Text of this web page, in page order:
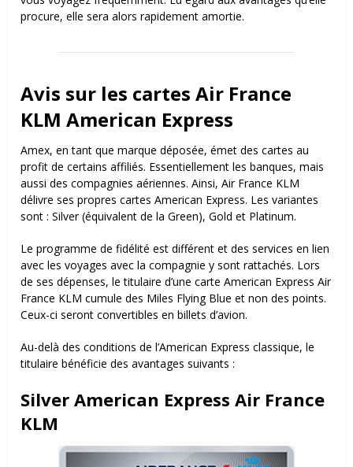
procure, elle sera alors rapidement amortie.
Avis sur les cartes Air France
KLM American Express
Amex, en tant que marque déposée, émet des cartes au
profit de certains affiliés. Essentiellement les banques, mais
aussi des compagnies aériennes.Ainsi, Air France KLM
délivre ses propres cartes American Express. Les variantes
sont : Silver (équivalent de la Green), Gold et Platinum.
Le programme de fidélité est différent et des services en lien
avec les voyages avec la compagnie y sont rattachés. Lors
de ses dépenses, le titulaire d’une carte American Express Air
France KLM cumule des Miles Flying Blue et non des points.
Ceux-ci seront convertibles en billets d’avion.
Au-delà des conditions de l’American Express classique, le
titulaire bénéficie des avantages suivants :
Silver American Express Air France
KLM